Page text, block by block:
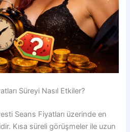
Süreyi Nasıl Etkiler?
Seans Fiyatları üzerinde en
Kısa süreli görüşmeler ile uzun